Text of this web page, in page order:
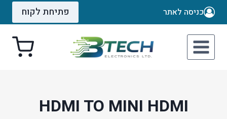
Skip
כניסה לאתר פתיחת לקוח
HDMI TO MINI HDMI